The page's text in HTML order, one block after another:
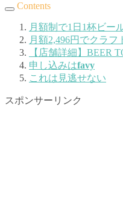
Contents
月額制で1日1杯ビー
月額2,496円でクラ
【店舗詳細】BEER
申し込みはfavy
これは見逃せない
スポンサーリンク